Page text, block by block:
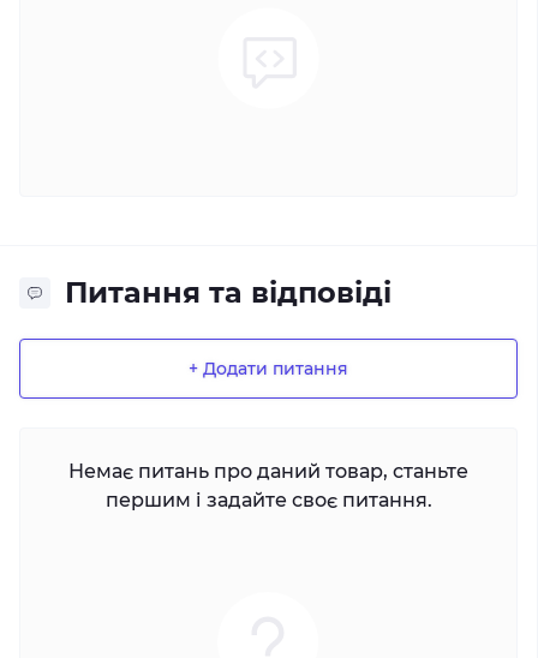
Питання та відповіді
+ Додати питання
Немає питань про даний товар, станьте
першим і задайте своє питання.